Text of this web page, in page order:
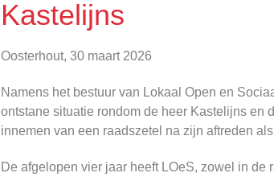
Kastelijns
Oosterhout, 30 maart 2026
Namens het bestuur van Lokaal Open en
ontstane situatie rondom de heer Kastelijns en
innemen van een raadszetel na zijn aftreden
De afgelopen vier jaar heeft LOeS, zowel in